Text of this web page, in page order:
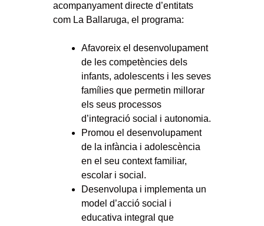
acompanyament directe d’entitats
com La Ballaruga, el programa:
Afavoreix el desenvolupament
de les competències dels
infants, adolescents i les seves
famílies que permetin millorar
els seus processos
d’integració social i autonomia.
Promou el desenvolupament
de la infància i adolescència
en el seu context familiar,
escolar i social.
Desenvolupa i implementa un
model d’acció social i
educativa integral que